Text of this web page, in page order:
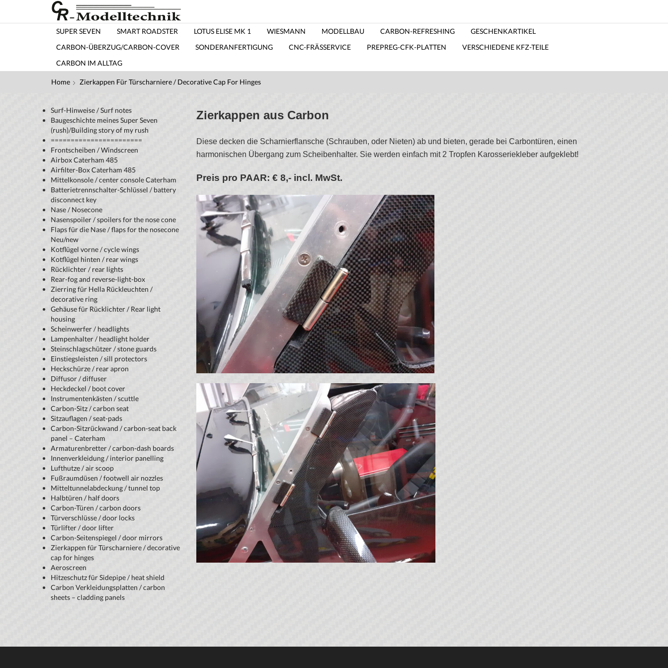
SUPER SEVEN SMART ROADSTER LOTUS ELISE MK 1 WIESMANN MODELLBAU CARBON-REFRESHING
GESCHENKARTIKEL
CARBON-ÜBERZUG/CARBON-COVER
SONDERANFERTIGUNG CNC-FRÄSSERVICE PREPREG-CFK-PLATTEN
VERSCHIEDENE KFZ-TEILE
CARBON IM ALLTAG
Home Zierkappen Für Türscharniere / Decorative Cap For Hinges
Zierkappen aus Carbon
Diese decken die Scharnierflansche (Schrauben, oder Nieten) ab und bieten, gerade bei Carbontüren, einen
harmonischen Übergang zum Scheibenhalter. Sie werden einfach mit 2 Tropfen Karosseriekleber aufgeklebt!
Preis pro PAAR: € 8,- incl. MwSt.
Surf-Hinweise / Surf notes
Baugeschichte meines Super Seven
(rush)/Building story of my rush
=======================
Frontscheiben / Windscreen
Airbox Caterham 485
Airfilter-Box Caterham 485
Mittelkonsole / center console Caterham
Batterietrennschalter-Schlüssel / battery
disconnect key
Nase / Nosecone
Nasenspoiler / spoilers for the nose cone
Flaps für die Nase / flaps for the nosecone
Neu/new
Kotflügel vorne / cycle wings
Kotflügel hinten / rear wings
Rücklichter / rear lights
Rear-fog and reverse-light-box
Zierring für Hella Rückleuchten /
decorative ring
Gehäuse für Rücklichter / Rear light
housing
Scheinwerfer / headlights
Lampenhalter / headlight holder
Steinschlagschützer / stone guards
Einstiegsleisten / sill protectors
Heckschürze / rear apron
Diffusor / diffuser
Heckdeckel / boot cover
Instrumentenkästen / scuttle
Carbon-Sitz / carbon seat
Sitzauflagen / seat-pads
Carbon-Sitzrückwand / carbon-seat back
panel – Caterham
Armaturenbretter / carbon-dash boards
Innenverkleidung / interior panelling
Lufthutze / air scoop
Fußraumdüsen / footwell air nozzles
Mitteltunnelabdeckung / tunnel top
Halbtüren / half doors
Carbon-Türen / carbon doors
Türverschlüsse / door locks
Türlifter / door lifter
Carbon-Seitenspiegel / door mirrors
Zierkappen für Türscharniere / decorative
cap for hinges
Aeroscreen
Hitzeschutz für Sidepipe / heat shield
Carbon Verkleidungsplatten / carbon
sheets – cladding panels